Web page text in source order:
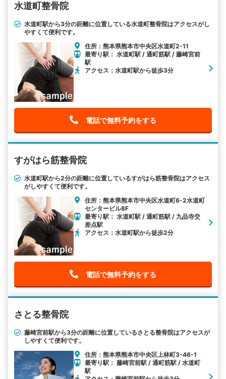
水道町整骨院
水道町駅から3分の距離に位置している水道町整骨院はアクセスがし
やすくて便利です。
住所：熊本県熊本市中央区水道町2-11
最寄り駅： 水道町駅 / 通町筋駅 / 藤崎宮前
駅
アクセス：水道町駅から徒歩3分
電話で無料予約をする
すがはら筋整骨院
水道町駅から2分の距離に位置しているすがはら筋整骨院はアクセス
がしやすくて便利です。
住所：熊本県熊本市中央区水道町6-2水道町
センタービル8F
最寄り駅： 水道町駅 / 通町筋駅 / 九品寺交
差点駅
アクセス：水道町駅から徒歩2分
電話で無料予約をする
さとる整骨院
藤崎宮前駅から3分の距離に位置しているさとる整骨院はアクセスが
しやすくて便利です。
住所：熊本県熊本市中央区上林町3-46-1
最寄り駅： 藤崎宮前駅 / 通町筋駅 / 水道町
駅